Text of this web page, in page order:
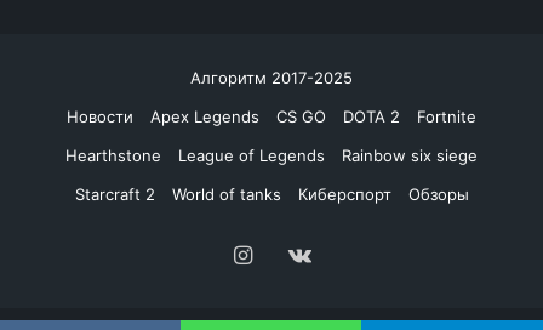
Алгоритм 2017-2025
Новости
Apex Legends CS GO DOTA 2
Fortnite
Hearthstone
League of Legends
Rainbow six siege
Starcraft 2
World of tanks Киберспорт Обзоры
Instagram